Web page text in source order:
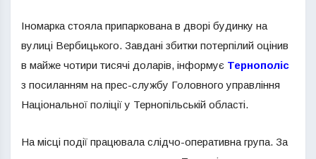
Іномарка стояла припаркована в дворі будинку на
вулиці Вербицького. Завдані збитки потерпілий оцінив
в майже чотири тисячі доларів, інформує Тернополіс
з посиланням на прес-службу Головного управління
Національної поліції у Тернопільській області.
На місці події працювала слідчо-оперативна група. За